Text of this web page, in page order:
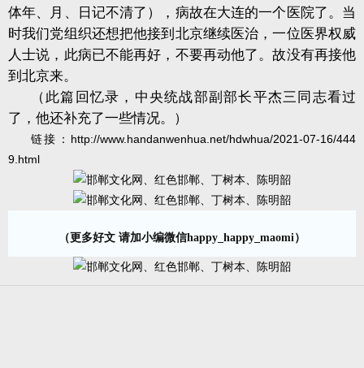
体年、月、日记不清了），病故在大连的一个医院了。当
时我们党组织还想把他接到北京继续医治，一位医界权威
人士说，此病已不能再好，不要再动他了。故没有再接他
到北京来。
（此篇回忆录，中央统战部副部长平杰三同志看过
了，他还补充了一些情况。）
链接 ：http://www.handanwenhua.net/hdwhua/2021-07-16/444
9.html
（更多好文 请加小编微信happy_happy_maomi）